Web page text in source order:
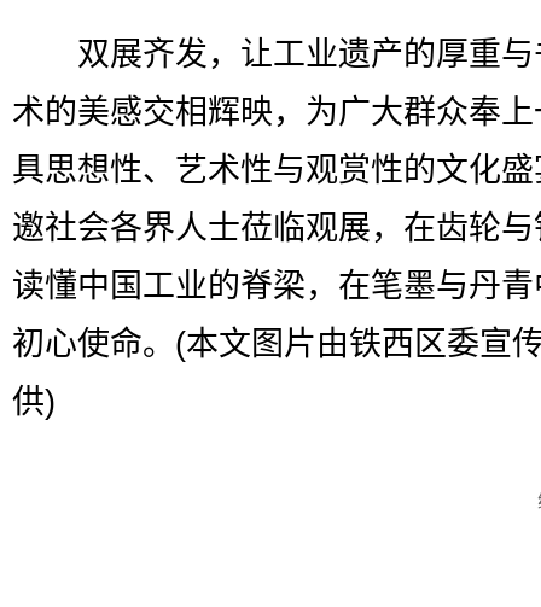
双展齐发，让工业遗产的厚重与
术的美感交相辉映，为广大群众奉
具思想性、艺术性与观赏性的文化
邀社会各界人士莅临观展，在齿轮
读懂中国工业的脊梁，在笔墨与丹
初心使命。(本文图片由铁西区委宣
供)